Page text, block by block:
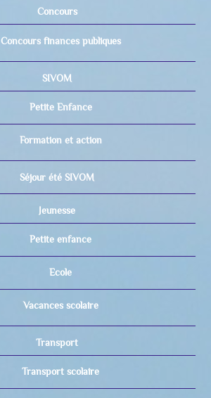
Concours
Concours finances publiques
SIVOM
Petite Enfance
Formation et action
Séjour été SIVOM
Jeunesse
Petite enfance
Ecole
Vacances scolaire
Transport
Transport scolaire